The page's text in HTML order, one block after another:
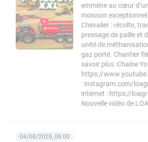
emmène au cœur
moisson exceptionnel
Chevalier : récolte,
pressage de paille et
unité de
gaz porté. Chantier
savoir plus :Chaîne
https://
: instagram.com/
internet : https://
Nouvelle vidéo de
04/08/2026, 06:00